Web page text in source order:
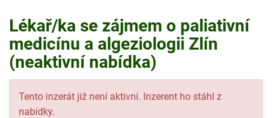
Lékař/ka se zájmem o paliativní
medicínu a algeziologii Zlín
(neaktivní nabídka)
Tento inzerát již není aktivní. Inzerent ho stáhl z
nabídky.